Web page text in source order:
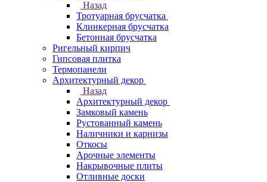
Назад
Тротуарная брусчатка
Клинкерная брусчатка
Бетонная брусчатка
Ригельный кирпич
Гипсовая плитка
Термопанели
Архитектурный декор
Назад
Архитектурный декор
Замковый камень
Рустованный камень
Наличники и карнизы
Откосы
Арочные элементы
Накрывочные плиты
Отливные доски